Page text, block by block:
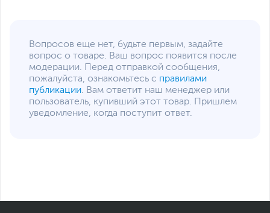
Вопросов еще нет, будьте первым, задайте
вопрос о товаре. Ваш вопрос появится после
модерации. Перед отправкой сообщения,
пожалуйста, ознакомьтесь с правилами
публикации. Вам ответит наш менеджер или
пользователь, купивший этот товар. Пришлем
уведомление, когда поступит ответ.